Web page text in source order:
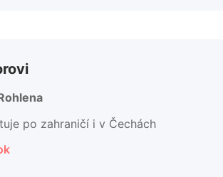
po zahraničí i v Čechách